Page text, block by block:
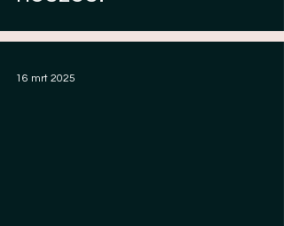
16 mrt 2025